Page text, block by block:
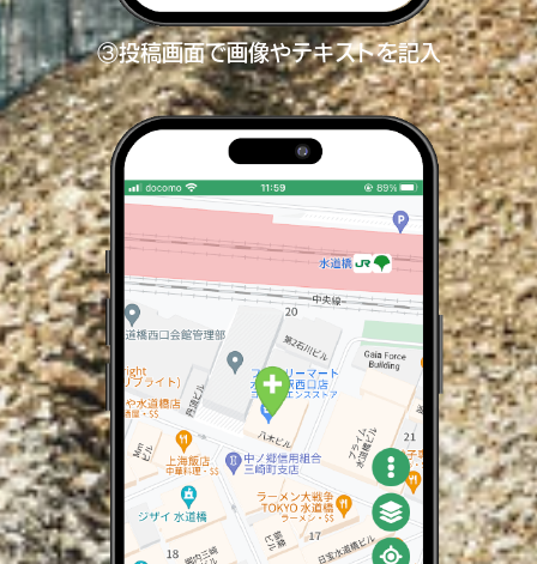
③投稿画面で画像やテキストを記入